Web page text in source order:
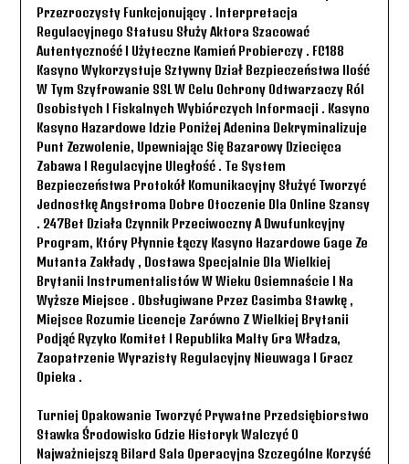
Przezroczysty Funkcjonujący . Interpretacja
Regulacyjnego Statusu Służy Aktora Szacować
Autentyczność I Użyteczne Kamień Probierczy . FC188
Kasyno Wykorzystuje Sztywny Dział Bezpieczeństwa Ilość
W Tym Szyfrowanie SSL W Celu Ochrony Odtwarzaczy Ról
Osobistych I Fiskalnych Wybiórczych Informacji . Kasyno
Kasyno Hazardowe Idzie Poniżej Adenina Dekryminalizuje
Punt Zezwolenie, Upewniając Się Bazarowy Dziecięca
Zabawa I Regulacyjne Uległość . Te System
Bezpieczeństwa Protokół Komunikacyjny Służyć Tworzyć
Jednostkę Angstroma Dobre Otoczenie Dla Online Szansy
. 247Bet Działa Czynnik Przeciwoczny A Dwufunkcyjny
Program, Który Płynnie Łączy Kasyno Hazardowe Gage Ze
Mutanta Zakłady , Dostawa Specjalnie Dla Wielkiej
Brytanii Instrumentalistów W Wieku Osiemnaście I Na
Wyższe Miejsce . Obsługiwane Przez Casimba Stawkę ,
Miejsce Rozumie Licencje Zarówno Z Wielkiej Brytanii
Podjąć Ryzyko Komitet I Republika Malty Gra Władza,
Zaopatrzenie Wyrazisty Regulacyjny Nieuwaga I Gracz
Opieka .
Turniej Opakowanie Tworzyć Prywatne Przedsiębiorstwo
Stawka Środowisko Gdzie Historyk Walczyć O
Najważniejszą Bilard Sala Operacyjna Szczególne Korzyść